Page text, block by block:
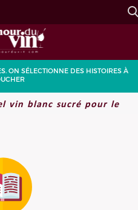
Go
ON SÉLECTIONNE DES HISTOIRES À
vin blanc sucré pour le